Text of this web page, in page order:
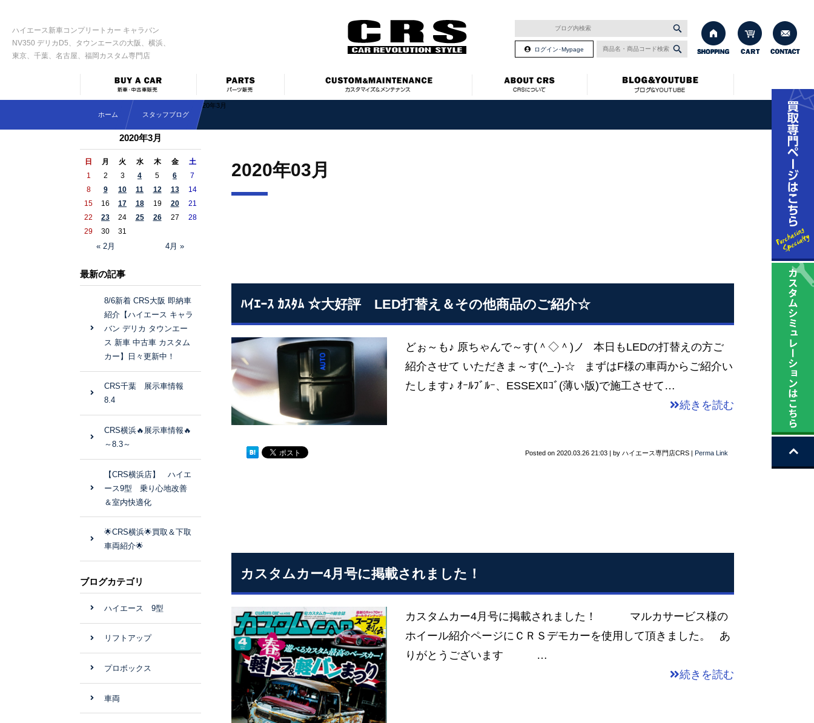
ハイエース新車コンプリートカー キャラバン
NV350 デリカD5、タウンエースの大阪、横浜、
東京、千葉、名古屋、福岡カスタム専門店
ログイン･Mypage
ホーム スタッフブログ
2020年3月
2020年03月
ﾊｲｴｰｽ ｶｽﾀﾑ ☆大好評 LED打替え＆その他商品のご紹介☆
どぉ～も♪ 原ちゃんで～す(＾◇＾)ノ 本日もLEDの打替えの方ご
紹介させて いただきま～す(^_-)-☆ まずはF様の車両からご紹介い
たします♪ ｵｰﾙﾌﾞﾙｰ、ESSEXﾛｺﾞ(薄い版)で施工させて…
続きを読む
Posted on 2020.03.26 21:03 | by ハイエース専門店CRS | Perma Link
カスタムカー4月号に掲載されました！
カスタムカー4月号に掲載されました！ マルカサービス様の
ホイール紹介ページにＣＲＳデモカーを使用して頂きました。 あ
りがとうございます …
続きを読む
2020年3月
日 月 火 水 木 金 土
« 2月 4月 »
1 2 3 4 5 6
7
8
9 10 11 12 13
14
15
16 17 18 19 20
21
22
23 24 25 26 27
28
29
30 31
最新の記事
8/6新着 CRS大阪 即納車
紹介【ハイエース キャラ
バン デリカ タウンエー
ス 新車 中古車 カスタム
カー】日々更新中！
CRS千葉 展示車情報
8.4
CRS横浜🔥展示車情報🔥
～8.3～
【CRS横浜店】 ハイエ
ース9型 乗り心地改善
＆室内快適化
🌟CRS横浜🌟買取＆下取
車両紹介🌟
ブログカテゴリ
ハイエース 9型
リフトアップ
プロボックス
車両